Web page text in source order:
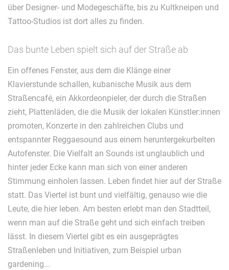
über Designer- und Modegeschäfte, bis zu Kultkneipen und
Tattoo-Studios ist dort alles zu finden.
Das bunte Leben spielt sich auf der Straße ab
Ein offenes Fenster, aus dem die Klänge einer
Klavierstunde schallen, kubanische Musik aus dem
Straßencafé, ein Akkordeonpieler, der durch die Straßen
zieht, Plattenläden, die die Musik der lokalen Künstler:innen
promoten, Konzerte in den zahlreichen Clubs und
entspannter Reggaesound aus einem heruntergekurbelten
Autofenster. Die Vielfalt an Sounds ist unglaublich und
hinter jeder Ecke kann man sich von einer anderen
Stimmung einholen lassen. Leben findet hier auf der Straße
statt. Das Viertel ist bunt und vielfältig, genauso wie die
Leute, die hier leben. Am besten erlebt man den Stadtteil,
wenn man auf die Straße geht und sich einfach treiben
lässt. In diesem Viertel gibt es ein ausgeprägtes
Straßenleben und Initiativen, zum Beispiel urban
gardening...